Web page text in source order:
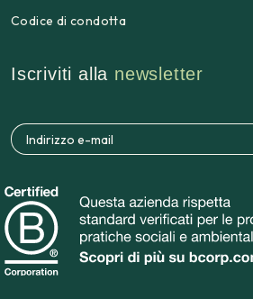
Codice di condotta
Iscriviti alla newsletter